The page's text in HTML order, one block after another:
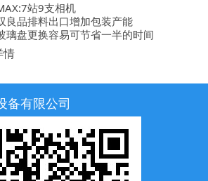
站9支相机
良品排料出口增加包装产能
璃盘更换容易可节省一半的时间
控制-节省空间，查修方便
慧监控守卫系统(空压元件，感测器，相
情
备有限公司